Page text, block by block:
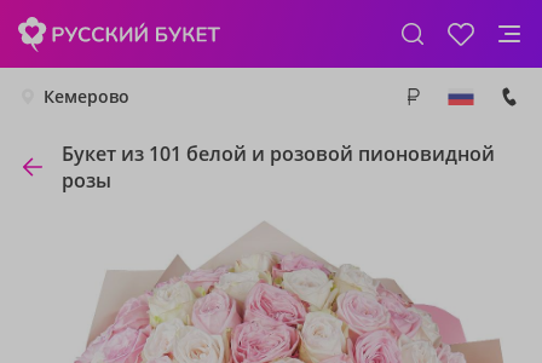
Кемерово
Букет из 101 белой и розовой пионовидной
розы